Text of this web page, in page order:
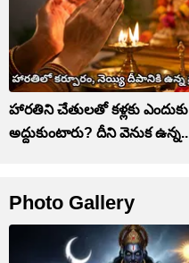
హారతిని చేతులతో కళ్లకు ఎందుకు
అద్దుకుంటారు? దీని వెనుక ఉన్న..
Photo Gallery